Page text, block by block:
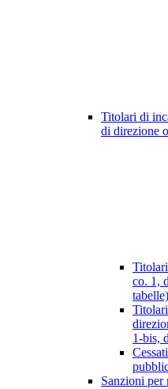
Titolari di
di direzione
co. 1,
tabelle)
1-bis,
Sanzioni per